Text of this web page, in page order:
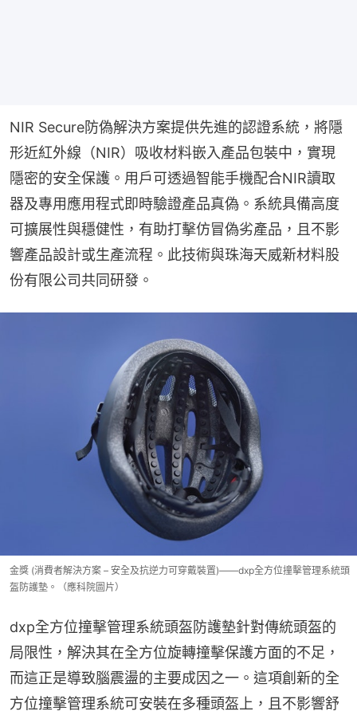
NIR Secure防偽解決方案提供先進的認證系統，將隱
形近紅外線（NIR）吸收材料嵌入產品包裝中，實現
隱密的安全保護。用戶可透過智能手機配合NIR讀取
器及專用應用程式即時驗證產品真偽。系統具備高度
可擴展性與穩健性，有助打擊仿冒偽劣產品，且不影
響產品設計或生產流程。此技術與珠海天威新材料股
份有限公司共同研發。
金獎 (消費者解決方案 – 安全及抗逆力可穿戴裝置)——dxp全方位撞擊管理系統頭
盔防護墊。（應科院圖片）
dxp全方位撞擊管理系統頭盔防護墊針對傳統頭盔的
局限性，解決其在全方位旋轉撞擊保護方面的不足，
而這正是導致腦震盪的主要成因之一。這項創新的全
方位撞擊管理系統可安裝在多種頭盔上，且不影響舒